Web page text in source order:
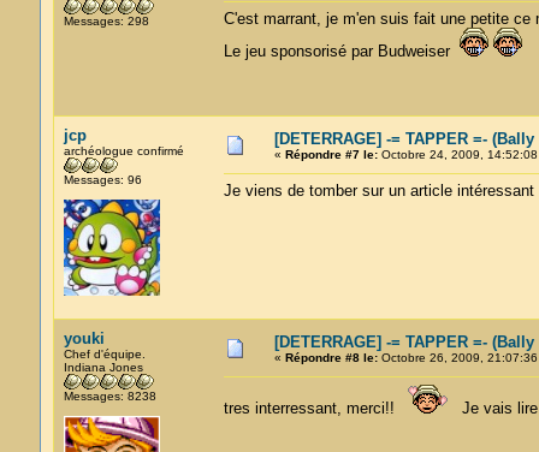
Messages: 298
C'est marrant, je m'en suis fait une petite ce
Le jeu sponsorisé par Budweiser
jcp
archéologue confirmé
Messages: 96
[DETERRAGE] -= TAPPER =-
« Répondre #7 le:Octobre 24, 2009, 14:52:08
Je viens de tomber sur un article
youki
Chef d'équipe.
Indiana Jones
Messages: 8238
[DETERRAGE] -= TAPPER =-
« Répondre #8 le:Octobre 26, 2009, 21:07:36
tres interressant, merci!! Je vais